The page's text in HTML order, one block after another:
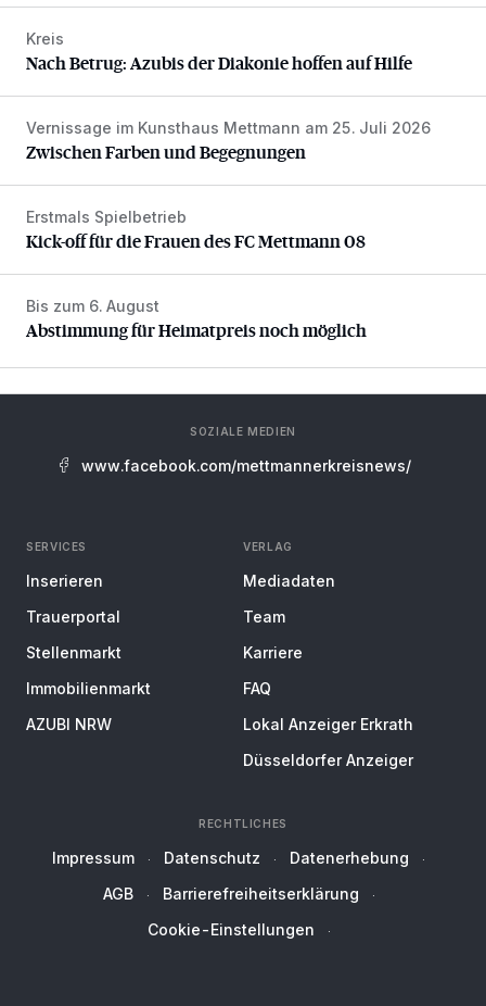
Nach Betrug: Azubis der Diakonie hoffen auf Hilfe
Kreis
Nach Betrug: Azubis der Diakonie hoffen auf Hilfe
Zwischen Farben und Begegnungen
Vernissage im Kunsthaus Mettmann am 25. Juli 2026
Zwischen Farben und Begegnungen
Kick-off für die Frauen des FC Mettmann 08
Erstmals Spielbetrieb
Kick-off für die Frauen des FC Mettmann 08
Abstimmung für Heimatpreis noch möglich
Bis zum 6. August
Abstimmung für Heimatpreis noch möglich
SOZIALE MEDIEN
www.facebook.com/mettmannerkreisnews/
SERVICES
Inserieren
Trauerportal
Stellenmarkt
Immobilienmarkt
AZUBI NRW
VERLAG
Mediadaten
Team
Karriere
FAQ
Lokal Anzeiger Erkrath
Düsseldorfer Anzeiger
RECHTLICHES
Impressum Datenschutz
Datenerhebung
AGB
Barrierefreiheitserklärung
Cookie-Einstellungen